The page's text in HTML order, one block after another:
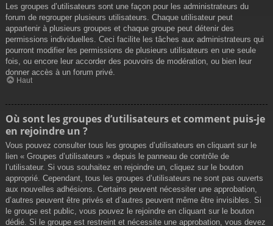
Les groupes d’utilisateurs sont une façon pour les administrateurs du
forum de regrouper plusieurs utilisateurs. Chaque utilisateur peut
appartenir à plusieurs groupes et chaque groupe peut détenir des
permissions individuelles. Ceci facilite les tâches aux administrateurs qui
pourront modifier les permissions de plusieurs utilisateurs en une seule
fois, ou encore leur accorder des pouvoirs de modération, ou bien leur
donner accès à un forum privé.
Haut
Où sont les groupes d’utilisateurs et comment puis-je
en rejoindre un ?
Vous pouvez consulter tous les groupes d’utilisateurs en cliquant sur le
lien « Groupes d’utilisateurs » depuis le panneau de contrôle de
l’utilisateur. Si vous souhaitez en rejoindre un, cliquez sur le bouton
approprié. Cependant, tous les groupes d’utilisateurs ne sont pas ouverts
aux nouvelles adhésions. Certains peuvent nécessiter une approbation,
d’autres peuvent être privés et d’autres peuvent même être invisibles. Si
le groupe est public, vous pouvez le rejoindre en cliquant sur le bouton
dédié. Si le groupe est restreint et nécessite une approbation, vous devez